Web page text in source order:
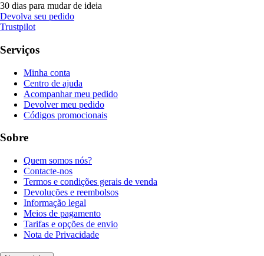
30 dias para mudar de ideia
Devolva seu pedido
Trustpilot
Serviços
Minha conta
Centro de ajuda
Acompanhar meu pedido
Devolver meu pedido
Códigos promocionais
Sobre
Quem somos nós?
Contacte-nos
Termos e condições gerais de venda
Devoluções e reembolsos
Informação legal
Meios de pagamento
Tarifas e opções de envio
Nota de Privacidade